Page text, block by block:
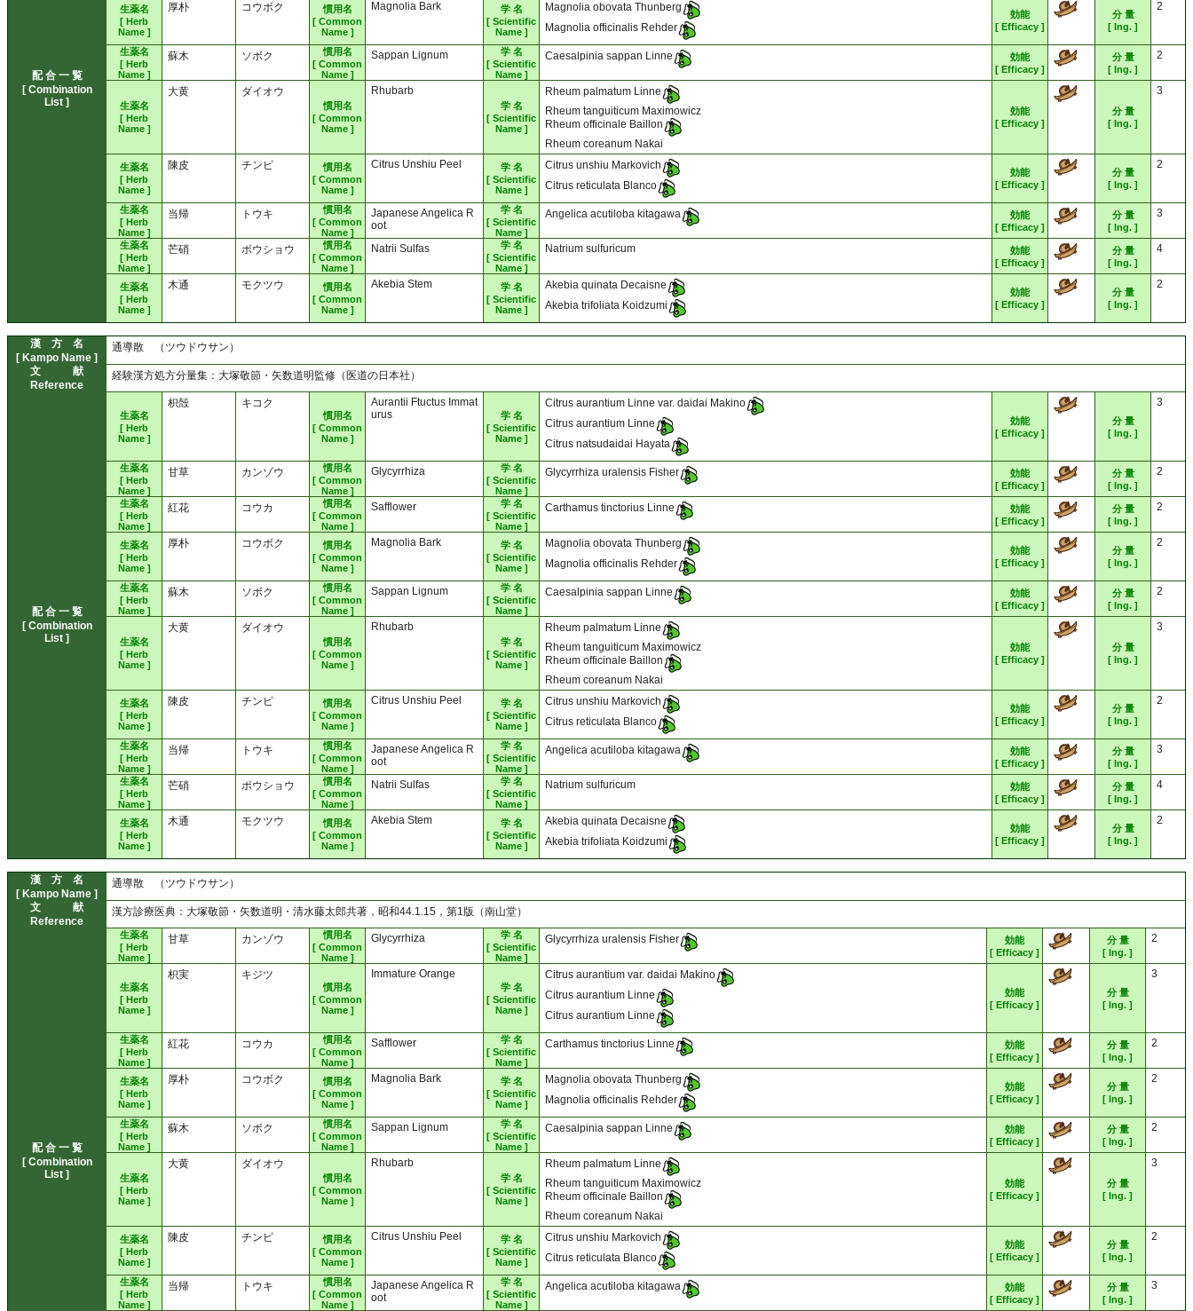
配 合 一 覧
[ Combination
List ]
生薬名
[ Herb
Name ]
厚朴 コウボク
慣用名
[ Common
Name ]
Magnolia Bark
学 名
[ Scientific
Name ]
Magnolia obovata Thunberg
Magnolia officinalis Rehder
効能
[ Efficacy ]
分 量
[ Ing. ]
2
生薬名
[ Herb
Name ]
蘇木 ソボク
慣用名
[ Common
Name ]
Sappan Lignum
学 名
[ Scientific
Name ]
Caesalpinia sappan Linne
効能
[ Efficacy ]
分 量
[ Ing. ]
2
生薬名
[ Herb
Name ]
大黄 ダイオウ
慣用名
[ Common
Name ]
Rhubarb
学 名
[ Scientific
Name ]
Rheum palmatum Linne
Rheum tanguiticum Maximowicz
Rheum officinale Baillon
Rheum coreanum Nakai
効能
[ Efficacy ]
分 量
[ Ing. ]
3
生薬名
[ Herb
Name ]
陳皮 チンピ
慣用名
[ Common
Name ]
Citrus Unshiu Peel
学 名
[ Scientific
Name ]
Citrus unshiu Markovich
Citrus reticulata Blanco
効能
[ Efficacy ]
分 量
[ Ing. ]
2
生薬名
[ Herb
Name ]
当帰 トウキ
慣用名
[ Common
Name ]
Japanese Angelica R
oot
学 名
[ Scientific
Name ]
Angelica acutiloba kitagawa
効能
[ Efficacy ]
分 量
[ Ing. ]
3
生薬名
[ Herb
Name ]
芒硝 ボウショウ
慣用名
[ Common
Name ]
Natrii Sulfas
学 名
[ Scientific
Name ]
Natrium sulfuricum
効能
[ Efficacy ]
分 量
[ Ing. ]
4
生薬名
[ Herb
Name ]
木通 モクツウ
慣用名
[ Common
Name ]
Akebia Stem
学 名
[ Scientific
Name ]
Akebia quinata Decaisne
Akebia trifoliata Koidzumi
効能
[ Efficacy ]
分 量
[ Ing. ]
2
漢 方 名
[ Kampo Name ]
通導散 （ツウドウサン）
文 献
Reference
経験漢方処方分量集：大塚敬節・矢数道明監修（医道の日本社）
配 合 一 覧
[ Combination
List ]
生薬名
[ Herb
Name ]
枳殻 キコク
慣用名
[ Common
Name ]
Aurantii Ftuctus Immat
urus
学 名
[ Scientific
Name ]
Citrus aurantium Linne var. daidai Makino
Citrus aurantium Linne
Citrus natsudaidai Hayata
効能
[ Efficacy ]
分 量
[ Ing. ]
3
生薬名
[ Herb
Name ]
甘草 カンゾウ
慣用名
[ Common
Name ]
Glycyrrhiza
学 名
[ Scientific
Name ]
Glycyrrhiza uralensis Fisher
効能
[ Efficacy ]
分 量
[ Ing. ]
2
生薬名
[ Herb
Name ]
紅花 コウカ
慣用名
[ Common
Name ]
Safflower
学 名
[ Scientific
Name ]
Carthamus tinctorius Linne
効能
[ Efficacy ]
分 量
[ Ing. ]
2
生薬名
[ Herb
Name ]
厚朴 コウボク
慣用名
[ Common
Name ]
Magnolia Bark
学 名
[ Scientific
Name ]
Magnolia obovata Thunberg
Magnolia officinalis Rehder
効能
[ Efficacy ]
分 量
[ Ing. ]
2
生薬名
[ Herb
Name ]
蘇木 ソボク
慣用名
[ Common
Name ]
Sappan Lignum
学 名
[ Scientific
Name ]
Caesalpinia sappan Linne
効能
[ Efficacy ]
分 量
[ Ing. ]
2
生薬名
[ Herb
Name ]
大黄 ダイオウ
慣用名
[ Common
Name ]
Rhubarb
学 名
[ Scientific
Name ]
Rheum palmatum Linne
Rheum tanguiticum Maximowicz
Rheum officinale Baillon
Rheum coreanum Nakai
効能
[ Efficacy ]
分 量
[ Ing. ]
3
生薬名
[ Herb
Name ]
陳皮 チンピ
慣用名
[ Common
Name ]
Citrus Unshiu Peel
学 名
[ Scientific
Name ]
Citrus unshiu Markovich
Citrus reticulata Blanco
効能
[ Efficacy ]
分 量
[ Ing. ]
2
生薬名
[ Herb
Name ]
当帰 トウキ
慣用名
[ Common
Name ]
Japanese Angelica R
oot
学 名
[ Scientific
Name ]
Angelica acutiloba kitagawa
効能
[ Efficacy ]
分 量
[ Ing. ]
3
生薬名
[ Herb
Name ]
芒硝 ボウショウ
慣用名
[ Common
Name ]
Natrii Sulfas
学 名
[ Scientific
Name ]
Natrium sulfuricum
効能
[ Efficacy ]
分 量
[ Ing. ]
4
生薬名
[ Herb
Name ]
木通 モクツウ
慣用名
[ Common
Name ]
Akebia Stem
学 名
[ Scientific
Name ]
Akebia quinata Decaisne
Akebia trifoliata Koidzumi
効能
[ Efficacy ]
分 量
[ Ing. ]
2
漢 方 名
[ Kampo Name ]
通導散 （ツウドウサン）
文 献
Reference
漢方診療医典：大塚敬節・矢数道明・清水藤太郎共著，昭和44.1.15，第1版（南山堂）
配 合 一 覧
[ Combination
List ]
生薬名
[ Herb
Name ]
甘草 カンゾウ
慣用名
[ Common
Name ]
Glycyrrhiza
学 名
[ Scientific
Name ]
Glycyrrhiza uralensis Fisher
効能
[ Efficacy ]
分 量
[ Ing. ]
2
生薬名
[ Herb
Name ]
枳実 キジツ
慣用名
[ Common
Name ]
Immature Orange
学 名
[ Scientific
Name ]
Citrus aurantium var. daidai Makino
Citrus aurantium Linne
Citrus aurantium Linne
効能
[ Efficacy ]
分 量
[ Ing. ]
3
生薬名
[ Herb
Name ]
紅花 コウカ
慣用名
[ Common
Name ]
Safflower
学 名
[ Scientific
Name ]
Carthamus tinctorius Linne
効能
[ Efficacy ]
分 量
[ Ing. ]
2
生薬名
[ Herb
Name ]
厚朴 コウボク
慣用名
[ Common
Name ]
Magnolia Bark
学 名
[ Scientific
Name ]
Magnolia obovata Thunberg
Magnolia officinalis Rehder
効能
[ Efficacy ]
分 量
[ Ing. ]
2
生薬名
[ Herb
Name ]
蘇木 ソボク
慣用名
[ Common
Name ]
Sappan Lignum
学 名
[ Scientific
Name ]
Caesalpinia sappan Linne
効能
[ Efficacy ]
分 量
[ Ing. ]
2
生薬名
[ Herb
Name ]
大黄 ダイオウ
慣用名
[ Common
Name ]
Rhubarb
学 名
[ Scientific
Name ]
Rheum palmatum Linne
Rheum tanguiticum Maximowicz
Rheum officinale Baillon
Rheum coreanum Nakai
効能
[ Efficacy ]
分 量
[ Ing. ]
3
生薬名
[ Herb
Name ]
陳皮 チンピ
慣用名
[ Common
Name ]
Citrus Unshiu Peel
学 名
[ Scientific
Name ]
Citrus unshiu Markovich
Citrus reticulata Blanco
効能
[ Efficacy ]
分 量
[ Ing. ]
2
生薬名
[ Herb
Name ]
当帰 トウキ
慣用名
[ Common
Name ]
Japanese Angelica R
oot
学 名
[ Scientific
Name ]
Angelica acutiloba kitagawa
効能
[ Efficacy ]
分 量
[ Ing. ]
3